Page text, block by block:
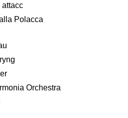
attacc
Polacca
Orchestra